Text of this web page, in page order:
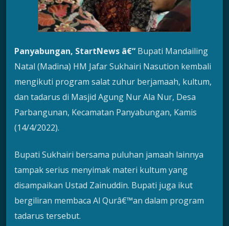
Panyabungan, StartNews â€“ Bupati Mandailing
Natal (Madina) HM Jafar Sukhairi Nasution kembali
mengikuti program salat zuhur berjamaah, kultum,
dan tadarus di Masjid Agung Nur Ala Nur, Desa
Parbangunan, Kecamatan Panyabungan, Kamis
(14/4/2022).
Bupati Sukhairi bersama puluhan jamaah lainnya
tampak serius menyimak materi kultum yang
disampaikan Ustad Zainuddin. Bupati juga ikut
bergiliran membaca Al Qurâ€™an dalam program
tadarus tersebut.